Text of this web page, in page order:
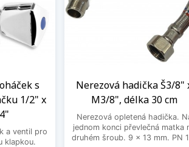
s
1/2" x
a ventil pro
klapkou.
Nerezová hadička Š3/8"
M3/8", délka 30 cm
Nerezová opletená hadička.
jednom konci převlečná matka
druhém šroub. 9 x 13 mm. PN